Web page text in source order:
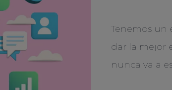
Tenemos un
dar la mejor
nunca va a